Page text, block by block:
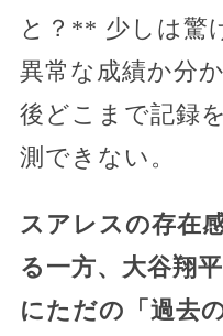
と？** 少しは驚
異常な成績か分
後どこまで記録
測できない。
スアレスの存在
る一方、大谷翔
にただの「過去